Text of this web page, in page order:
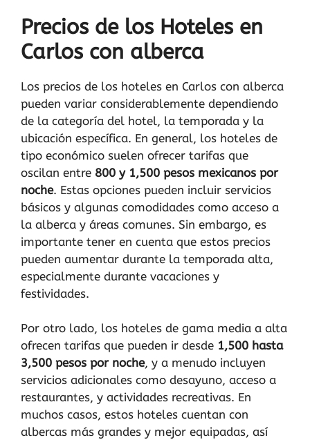
Precios de los Hoteles en
Carlos con alberca
Los precios de los hoteles en Carlos con alberca
pueden variar considerablemente dependiendo
de la categoría del hotel, la temporada y la
ubicación específica. En general, los hoteles de
tipo económico suelen ofrecer tarifas que
oscilan entre 800 y 1,500 pesos mexicanos por
noche. Estas opciones pueden incluir servicios
básicos y algunas comodidades como acceso a
la alberca y áreas comunes. Sin embargo, es
importante tener en cuenta que estos precios
pueden aumentar durante la temporada alta,
especialmente durante vacaciones y
festividades.
Por otro lado, los hoteles de gama media a alta
ofrecen tarifas que pueden ir desde 1,500 hasta
3,500 pesos por noche, y a menudo incluyen
servicios adicionales como desayuno, acceso a
restaurantes, y actividades recreativas. En
muchos casos, estos hoteles cuentan con
albercas más grandes y mejor equipadas, así